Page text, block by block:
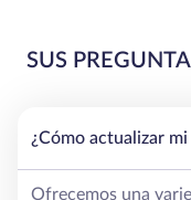
SUS
¿Cómo actualizar
Ofrecemos una